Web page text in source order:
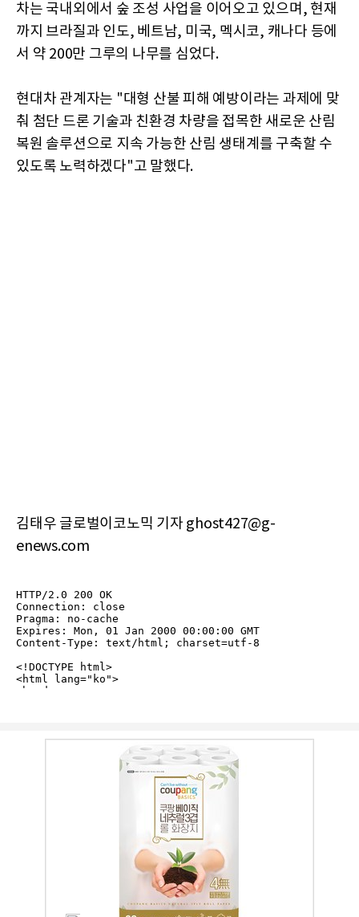
차는 국내외에서 숲 조성 사업을 이어오고 있으며, 현재
까지 브라질과 인도, 베트남, 미국, 멕시코, 캐나다 등에
서 약 200만 그루의 나무를 심었다.
현대차 관계자는 "대형 산불 피해 예방이라는 과제에 맞
춰 첨단 드론 기술과 친환경 차량을 접목한 새로운 산림
복원 솔루션으로 지속 가능한 산림 생태계를 구축할 수
있도록 노력하겠다"고 말했다.
김태우 글로벌이코노믹 기자 ghost427@g-
enews.com